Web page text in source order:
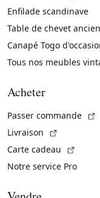
Enfilade scandinave
Table de chevet
Canapé Togo
Tous nos meubles
Acheter
Passer commande
Livraison
Carte cadeau
Notre service Pro